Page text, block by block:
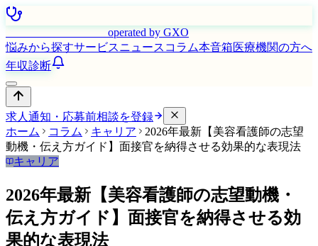
operated by GXO
悩みから探すサービスニュース コラム本音箱医療機関の方へ
年収診断
求人通知・応募前相談を登録
ホーム
コラム キャリア
2026年最新【美容看護師の志望
動機・伝え方ガイド】面接官を納得させる効果的な表現法
キャリア
2026年最新【美容看護師の志望動機・
伝え方ガイド】面接官を納得させる効
果的な表現法